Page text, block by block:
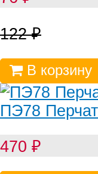
122₽
В корзину
ПЭ78
470 ₽